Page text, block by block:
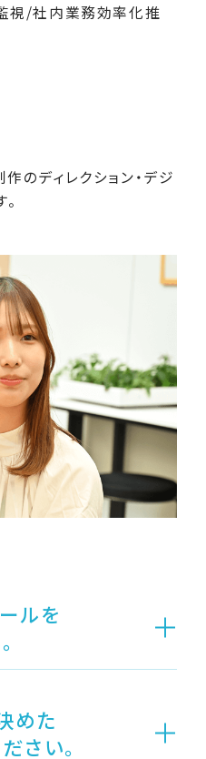
視/社内業務効率化推
のディレクション・デジ
ルを
めた
さい。